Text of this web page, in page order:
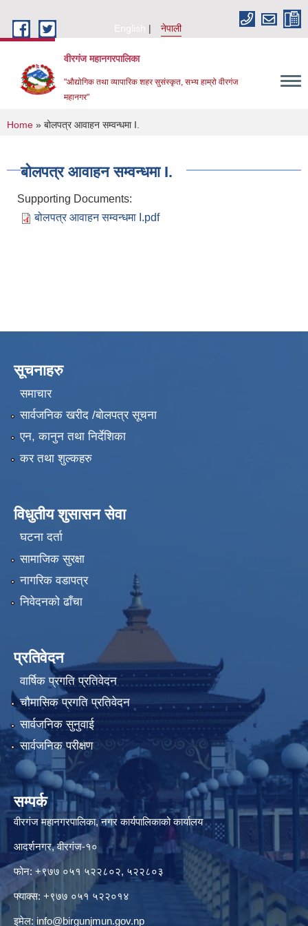
English
नेपाली
वीरगंज महानगरपालिका
"औद्योगिक तथा व्यापारिक शहर सुसंस्कृत, सभ्य हाम्रो वीरगंज
महानगर"
You are here
Home » बोलपत्र आवाहन सम्वन्धमा I.
बोलपत्र आवाहन सम्वन्धमा I.
Supporting Documents:
बोलपत्र आवाहन सम्वन्धमा I.pdf
सूचनाहरु
समाचार
सार्वजनिक खरीद /बोलपत्र सूचना
एन, कानुन तथा निर्देशिका
कर तथा शुल्कहरु
विधुतीय शुसासन सेवा
घटना दर्ता
सामाजिक सुरक्षा
नागरिक वडापत्र
निवेदनको ढाँचा
प्रतिवेदन
वार्षिक प्रगति प्रतिवेदन
चौमासिक प्रगति प्रतिवेदन
सार्वजनिक सुनुवाई
सार्वजनिक परीक्षण
सम्पर्क
वीरगंज महानगरपालिका, नगर कार्यपालिकाको कार्यालय
आदर्शनगर, वीरगंज-१०
फोन: +९७७ ०५१ ५२२८०२, ५२२८०३
फ्याक्स: +९७७ ०५१ ५२२०१४
इमेल: info@birgunjmun.gov.np